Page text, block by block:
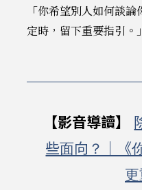
「你希望別人如何談
定時，留下重要指引。」
【影音導讀】
些面向？｜《
更